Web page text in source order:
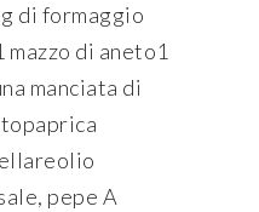
di formaggio
di aneto1
manciata di
pepe A